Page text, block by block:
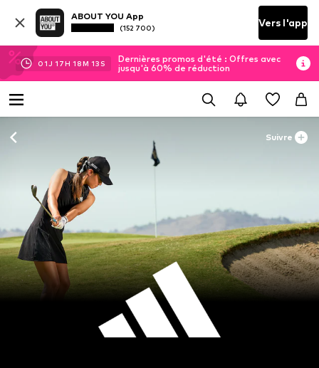
ABOUT YOU App
(152 700) Vers l'app
01J 17H 18M 12 S
Dernières promos d'été : Offres avec
jusqu'à 60% de réduction
Suivre